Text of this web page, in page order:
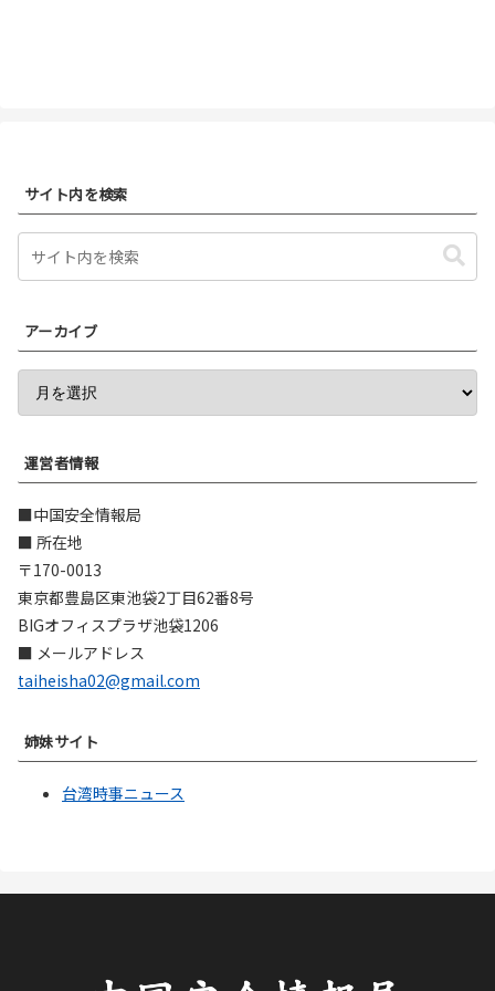
サイト内を検索
アーカイブ
運営者情報
■中国安全情報局
■ 所在地
〒170-0013
東京都豊島区東池袋2丁目62番8号
BIGオフィスプラザ池袋1206
■ メールアドレス
taiheisha02@gmail.com
姉妹サイト
台湾時事ニュース